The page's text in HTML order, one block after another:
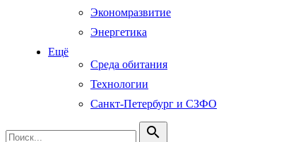
Экономразвитие
Энергетика
Ещё
Среда обитания
Технологии
Санкт-Петербург и СЗФО
search